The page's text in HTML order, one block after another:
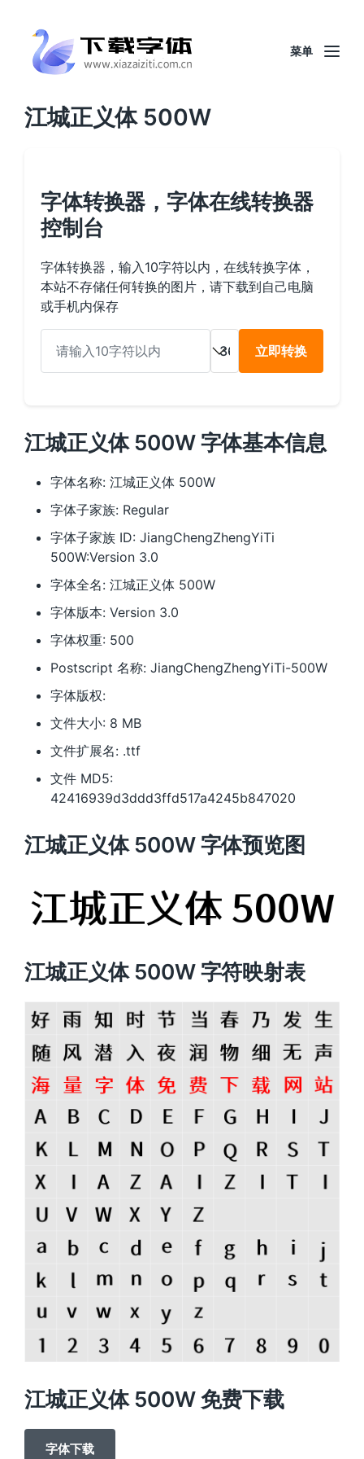
菜单
江城正义体 500W
字体转换器，字体在线转换器
控制台
字体转换器，输入10字符以内，在线转换字体，
本站不存储任何转换的图片，请下载到自己电脑
或手机内保存
立即转换
江城正义体 500W 字体基本信息
字体名称: 江城正义体 500W
字体子家族: Regular
字体子家族 ID: JiangChengZhengYiTi
500W:Version 3.0
字体全名: 江城正义体 500W
字体版本: Version 3.0
字体权重: 500
Postscript 名称: JiangChengZhengYiTi-500W
字体版权:
文件大小: 8 MB
文件扩展名: .ttf
文件 MD5:
42416939d3ddd3ffd517a4245b847020
江城正义体 500W 字体预览图
江城正义体 500W 字符映射表
江城正义体 500W 免费下载
字体下载